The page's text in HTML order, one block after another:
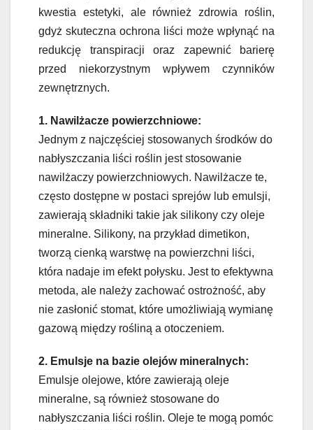
kwestia estetyki, ale również zdrowia roślin,
gdyż skuteczna ochrona liści może wpłynąć na
redukcję transpiracji oraz zapewnić barierę
przed niekorzystnym wpływem czynników
zewnętrznych.
1. Nawilżacze powierzchniowe:
Jednym z najczęściej stosowanych środków do
nabłyszczania liści roślin jest stosowanie
nawilżaczy powierzchniowych. Nawilżacze te,
często dostępne w postaci sprejów lub emulsji,
zawierają składniki takie jak silikony czy oleje
mineralne. Silikony, na przykład dimetikon,
tworzą cienką warstwę na powierzchni liści,
która nadaje im efekt połysku. Jest to efektywna
metoda, ale należy zachować ostrożność, aby
nie zasłonić stomat, które umożliwiają wymianę
gazową między rośliną a otoczeniem.
2. Emulsje na bazie olejów mineralnych:
Emulsje olejowe, które zawierają oleje
mineralne, są również stosowane do
nabłyszczania liści roślin. Oleje te mogą pomóc